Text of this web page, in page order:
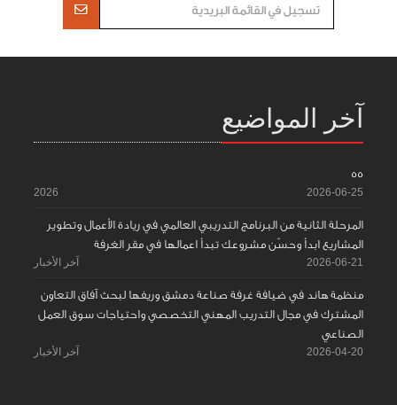
آخر المواضيع
55
2026-06-25
2026
المرحلة الثانية من البرنامج التدريبي العالمي في ريادة الأعمال وتطوير
المشاريع ابدأ وحسّن مشروعك تبدأ اعمالها في مقر الغرفة
2026-06-21 آخر الأخبار
منظمة هاند في ضيافة غرفة صناعة دمشق وريفها لبحث آفاق التعاون
المشترك في مجال التدريب المهني التخصصي واحتياجات سوق العمل
الصناعي
2026-04-20 آخر الأخبار